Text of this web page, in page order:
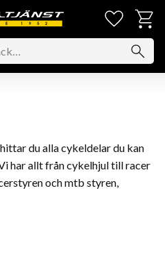
du alla cykeldelar du kan
har allt från cykelhjul till racer
och mtb styren,
pedaler, sadel, bakhjul,
batteriladdare, batterihållare,
cykeltillbehör har vi det du